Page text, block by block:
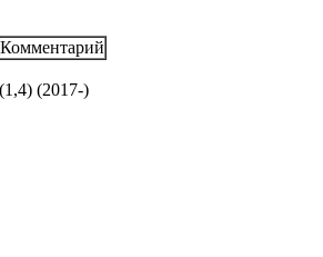
Комментарий
(2017-)